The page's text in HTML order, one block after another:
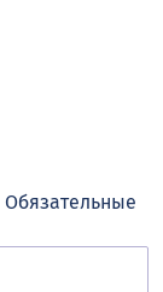
Обязательные